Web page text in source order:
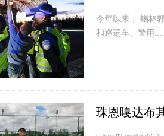
今年以来， 锡林
和巡逻车、警用......
珠恩嘎达布